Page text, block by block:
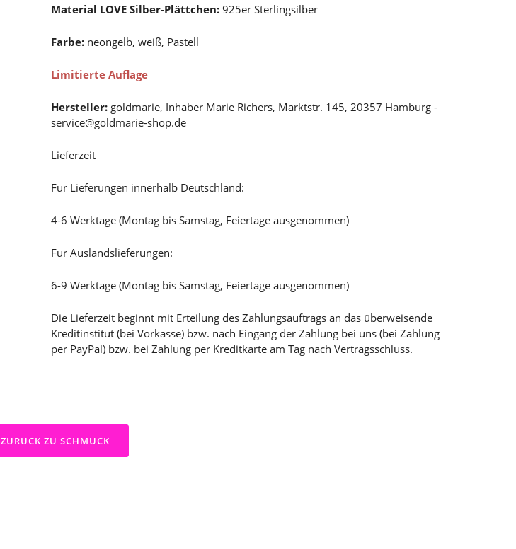
Material LOVE Silber-Plättchen: 925er Sterlingsilber
Farbe: neongelb, weiß, Pastell
Limitierte Auflage
Hersteller: goldmarie, Inhaber Marie Richers, Marktstr. 145, 20357 Hamburg -
service@goldmarie-shop.de
Lieferzeit
Für Lieferungen innerhalb Deutschland:
4-6 Werktage (Montag bis Samstag, Feiertage ausgenommen)
Für Auslandslieferungen:
6-9 Werktage (Montag bis Samstag, Feiertage ausgenommen)
Die Lieferzeit beginnt mit Erteilung des Zahlungsauftrags an das überweisende
Kreditinstitut (bei Vorkasse) bzw. nach Eingang der Zahlung bei uns (bei Zahlung
per PayPal) bzw. bei Zahlung per Kreditkarte am Tag nach Vertragsschluss.
ZURÜCK ZU SCHMUCK